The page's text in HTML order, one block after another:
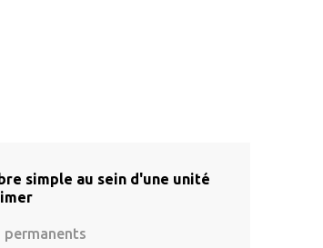
simple au sein d'une unité
permanents